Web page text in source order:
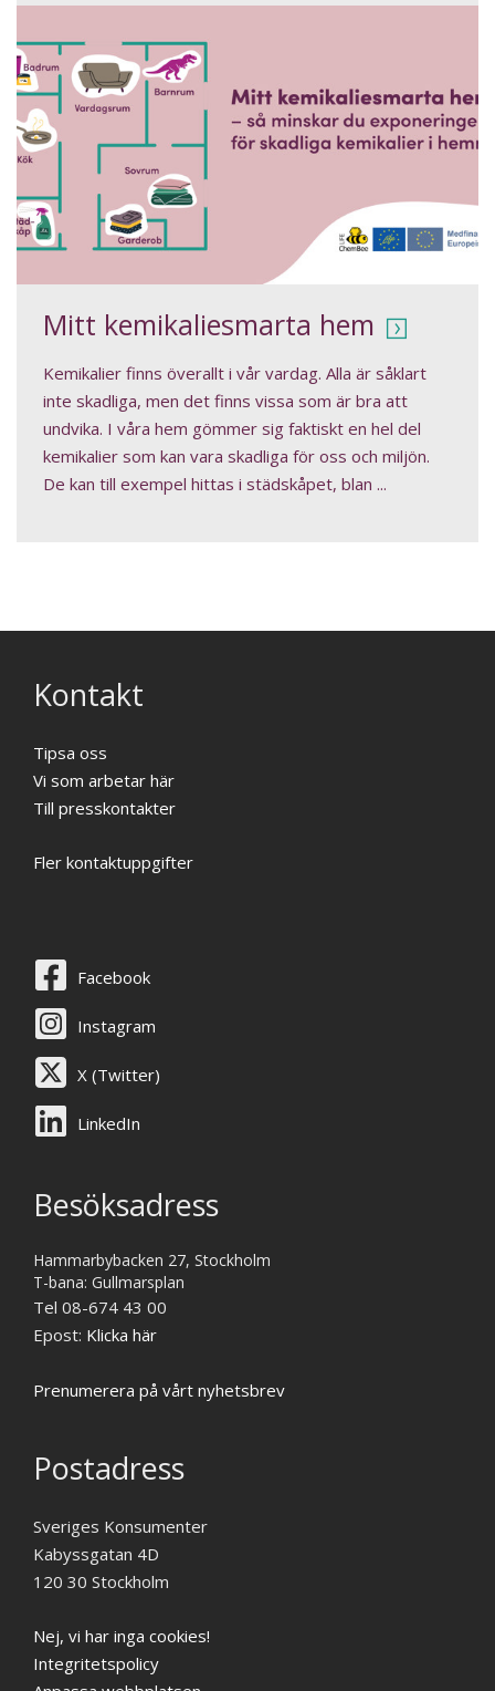
Mitt kemikaliesmarta hem
Kemikalier finns överallt i vår vardag. Alla är såklart
inte skadliga, men det finns vissa som är bra att
undvika. I våra hem gömmer sig faktiskt en hel del
kemikalier som kan vara skadliga för oss och miljön.
De kan till exempel hittas i städskåpet, blan ...
Kontakt
Tipsa oss
Vi som arbetar här
Till presskontakter
Fler kontaktuppgifter
Facebook
Instagram
X (Twitter)
LinkedIn
Besöksadress
Hammarbybacken 27, Stockholm
T-bana: Gullmarsplan
Tel 08-674 43 00
Epost: Klicka här
Prenumerera på vårt nyhetsbrev
Postadress
Sveriges Konsumenter
Kabyssgatan 4D
120 30 Stockholm
Nej, vi har inga cookies!
Integritetspolicy